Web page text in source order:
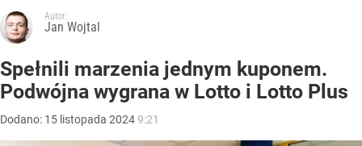
Autor:
Jan Wojtal
Spełnili marzenia jednym kuponem.
Podwójna wygrana w Lotto i Lotto Plus
Dodano: 15 listopada 20249:21